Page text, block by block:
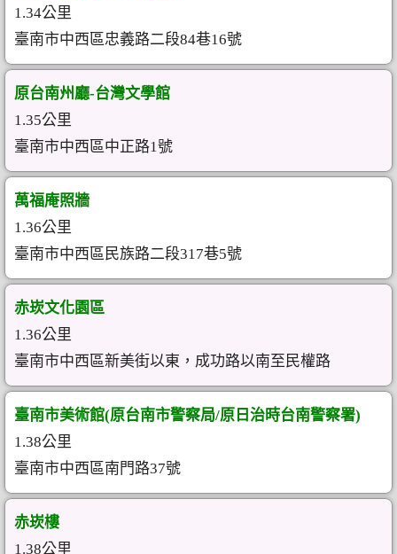
1.34公里
臺南市中西區忠義路二段84巷16號
原台南州廳-台灣文學館
1.35公里
臺南市中西區中正路1號
萬福庵照牆
1.36公里
臺南市中西區民族路二段317巷5號
赤崁文化園區
1.36公里
臺南市中西區新美街以東，成功路以南至民權路
臺南市美術館(原台南市警察局/原日治時台南警察署)
1.38公里
臺南市中西區南門路37號
赤崁樓
1.38公里